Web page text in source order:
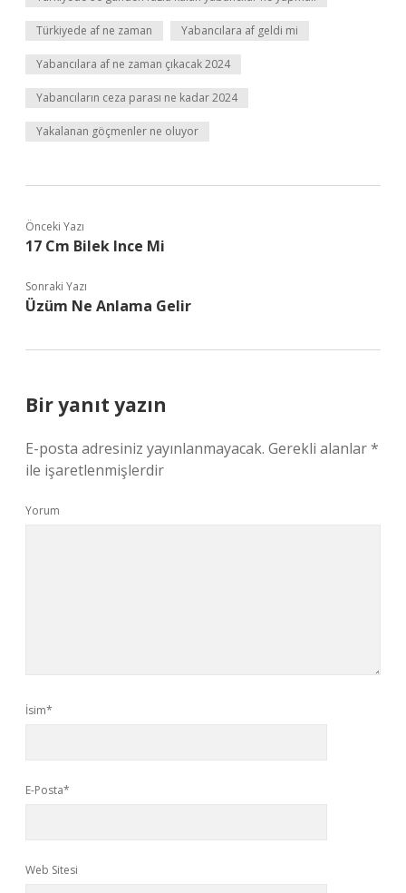
Türkiyede af ne zaman Yabancılara af geldi mi
Yabancılara af ne zaman çıkacak 2024
Yabancıların ceza parası ne kadar 2024
Yakalanan göçmenler ne oluyor
Önceki Yazı
17 Cm Bilek Ince Mi
Sonraki Yazı
Üzüm Ne Anlama Gelir
Bir yanıt yazın
E-posta adresiniz yayınlanmayacak. Gerekli alanlar*
ile işaretlenmişlerdir
Yorum
İsim*
E-Posta*
Web Sitesi